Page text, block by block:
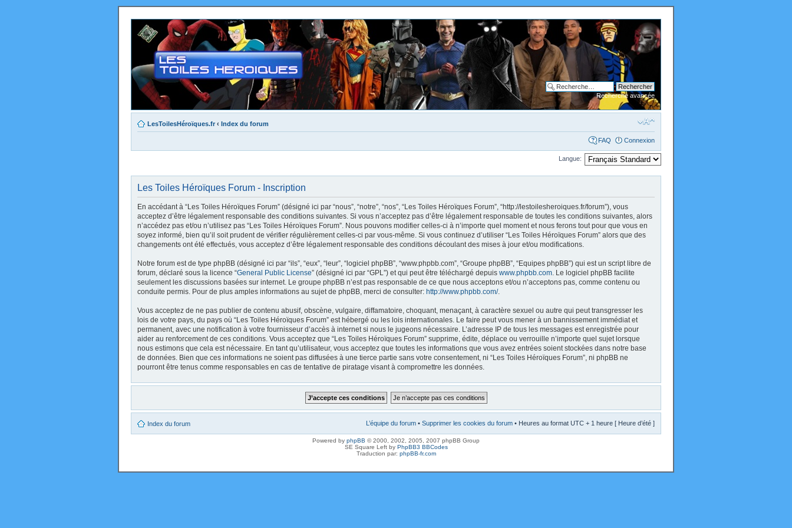
Recherche avancée
LesToilesHéroïques.fr ‹ Index du forum
FAQ Connexion
Langue:
Les Toiles Héroïques Forum - Inscription
En accédant à “Les Toiles Héroïques Forum” (désigné ici par “nous”, “notre”, “nos”, “Les Toiles Héroïques Forum”, “http://lestoilesheroiques.fr/forum”), vous
acceptez d’être légalement responsable des conditions suivantes. Si vous n’acceptez pas d’être légalement responsable de toutes les conditions suivantes, alors
n’accédez pas et/ou n’utilisez pas “Les Toiles Héroïques Forum”. Nous pouvons modifier celles-ci à n’importe quel moment et nous ferons tout pour que vous en
soyez informé, bien qu’il soit prudent de vérifier régulièrement celles-ci par vous-même. Si vous continuez d’utiliser “Les Toiles Héroïques Forum” alors que des
changements ont été effectués, vous acceptez d’être légalement responsable des conditions découlant des mises à jour et/ou modifications.
Notre forum est de type phpBB (désigné ici par “ils”, “eux”, “leur”, “logiciel phpBB”, “www.phpbb.com”, “Groupe phpBB”, “Equipes phpBB”) qui est un script libre de
forum, déclaré sous la licence “General Public License” (désigné ici par “GPL”) et qui peut être téléchargé depuis www.phpbb.com . Le logiciel phpBB facilite
seulement les discussions basées sur internet. Le groupe phpBB n’est pas responsable de ce que nous acceptons et/ou n’acceptons pas, comme contenu ou
conduite permis. Pour de plus amples informations au sujet de phpBB, merci de consulter: http://www.phpbb.com/.
Vous acceptez de ne pas publier de contenu abusif, obscène, vulgaire, diffamatoire, choquant, menaçant, à caractère sexuel ou autre qui peut transgresser les
lois de votre pays, du pays où “Les Toiles Héroïques Forum” est hébergé ou les lois internationales. Le faire peut vous mener à un bannissement immédiat et
permanent, avec une notification à votre fournisseur d’accès à internet si nous le jugeons nécessaire. L’adresse IP de tous les messages est enregistrée pour
aider au renforcement de ces conditions. Vous acceptez que “Les Toiles Héroïques Forum” supprime, édite, déplace ou verrouille n’importe quel sujet lorsque
nous estimons que cela est nécessaire. En tant qu’utilisateur, vous acceptez que toutes les informations que vous avez entrées soient stockées dans notre base
de données. Bien que ces informations ne soient pas diffusées à une tierce partie sans votre consentement, ni “Les Toiles Héroïques Forum”, ni phpBB ne
pourront être tenus comme responsables en cas de tentative de piratage visant à compromettre les données.
Index du forum L’équipe du forum • Supprimer les cookies du forum • Heures au format UTC + 1 heure [ Heure d’été ]
Powered by phpBB © 2000, 2002, 2005, 2007 phpBB Group
SE Square Left by PhpBB3 BBCodes
Traduction par: phpBB-fr.com